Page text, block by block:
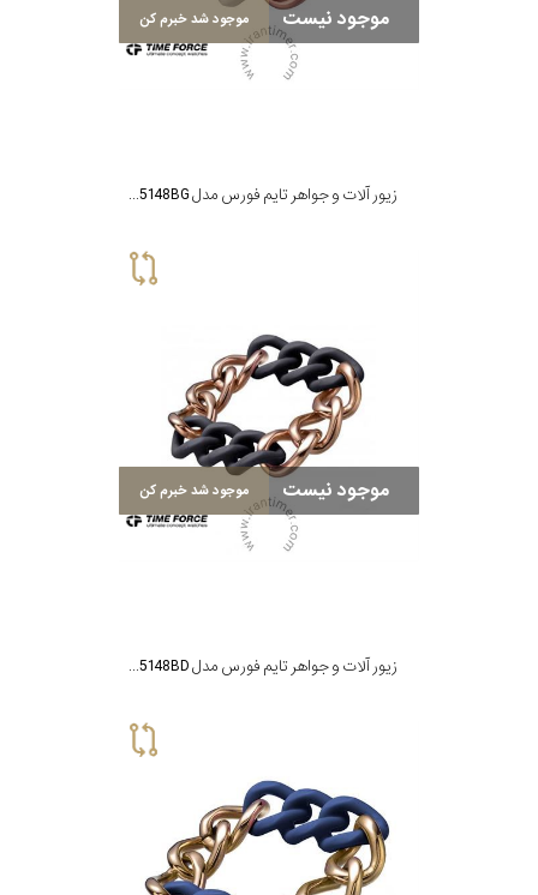
موجود نیست موجود شد خبرم کن
زیور آلات و جواهر تایم فورس مدل TS5148BG
موجود نیست موجود شد خبرم کن
زیور آلات و جواهر تایم فورس مدل TS5148BD